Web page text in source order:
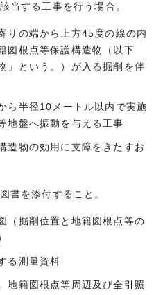
当する工事を行う場合。
りの端から上方45度の線の内
図根点等保護構造物（以下
」という。）が入る掘削を伴
ら半径10メートル以内で実施
地盤へ振動を与える工事
造物の効用に支障をきたすお
書を添付すること。
（掘削位置と地籍図根点等の
る測量資料
地籍図根点等周辺及び全引照